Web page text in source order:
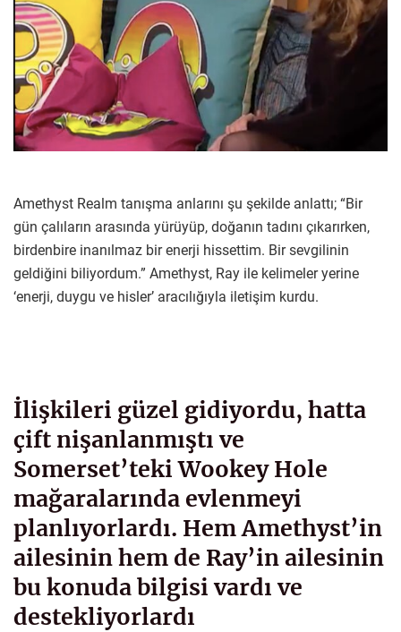
Amethyst Realm tanışma anlarını şu şekilde anlattı; “Bir
gün çalıların arasında yürüyüp, doğanın tadını çıkarırken,
birdenbire inanılmaz bir enerji hissettim. Bir sevgilinin
geldiğini biliyordum.” Amethyst, Ray ile kelimeler yerine
‘enerji, duygu ve hisler’ aracılığıyla iletişim kurdu.
İlişkileri güzel gidiyordu, hatta
çift nişanlanmıştı ve
Somerset’teki Wookey Hole
mağaralarında evlenmeyi
planlıyorlardı. Hem Amethyst’in
ailesinin hem de Ray’in ailesinin
bu konuda bilgisi vardı ve
destekliyorlardı